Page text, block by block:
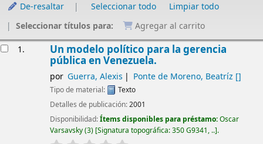
De-resaltar Seleccionar todo
Limpiar todo
Seleccionar títulos para:
Agregar al carrito
1. Un modelo político para la gerencia
pública en Venezuela.
por Guerra, Alexis Ponte de Moreno, Beatríz []
Tipo de material:
Texto
Detalles de publicación:2001
Disponibilidad:Ítems disponibles para préstamo:Oscar
Varsavsky(3) Signatura topográfica:350 G9341, .. .